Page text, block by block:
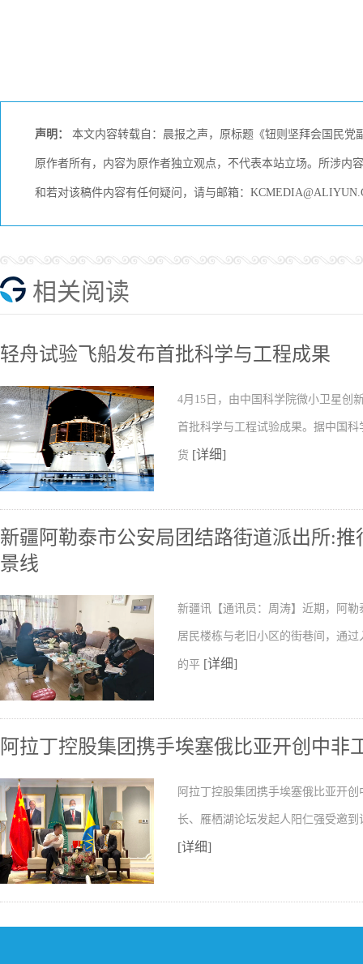
声明： 本文内容转载自：晨报之声，原标题《钮则坚拜会国民
原作者所有，内容为原作者独立观点，不代表本站立场。所涉内
和若对该稿件内容有任何疑问，请与邮箱：
相关阅读
轻舟试验飞船发布首批科学与工程成果
4月15日，由中国科学院微小卫星创
首批科学与工程试验成果。据中国
货 [详细]
新疆阿勒泰市公安局团结路街道派出所:推
景线
新疆讯【通讯员：周涛】近期，阿
居民楼栋与老旧小区的街巷间，通
的平 [详细]
阿拉丁控股集团携手埃塞俄比亚开创中非
阿拉丁控股集团携手埃塞俄比亚开
长、雁栖湖论坛发起人阳仁强受邀
[详细]